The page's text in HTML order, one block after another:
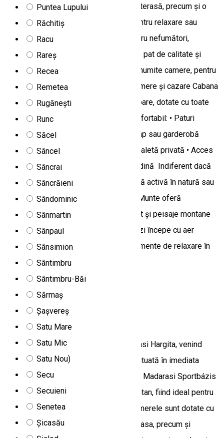
Puntea Lupului
Răchitiș
Racu
Rareș
Recea
Remetea
Rugănești
Runc
Săcel
Sâncel
Sâncrai
Sâncrăieni
Sândominic
Sânmartin
Sânpaul
Sânsimion
Sântimbru
Sântimbru-Băi
Sărmaș
Șașvereș
Satu Mare
Satu Mic
Satu Nou)
Secu
Secuieni
Senetea
Șicasău
meselor preferate. • Zonă de lounge și terasă, precum și o
grădină frumos amenajată, perfecte pentru relaxare sau
momente de socializare. • Camere pentru nefumători,
echipate cu TV cu ecran plat, lenjerie de pat de calitate și
mobilier confortabil. • Balcon privat în anumite camere, pentru
a savura priveliștea asupra munților. Camere și cazare Cabana
oferă 5 dormitoare luminoase și primitoare, dotate cu toate
facilitățile necesare pentru un sejur confortabil: • Paturi
confortabile și lenjerie de calitate • Dulap sau garderobă
pentru depozitarea bagajelor • Duș și toaletă privată • Acces
la terasă sau balcon cu mobilier de grădină Indiferent dacă
planifici o vacanță relaxantă, o escapadă activă în natură sau
o reuniune cu prietenii, Cabana Dor De Munte oferă
combinația perfectă între liniște, confort și peisaje montane
impresionante. Este locul unde fiecare zi începe cu aer
proaspăt de munte și se încheie cu momente de relaxare în
mijlocul naturii.
775A, Fundoaia 537260, Romania
Camere de închiriat
Madarasi Sportbázis se află pe Madarasi Hargita, venind
dinspre Izvoare, fiind prima clădire și situată în imediata
vecinătate a cabanei Harghita Mădăraș. Madarasi Sportbázis
oferă cazare într-un cadru pitoresc montan, fiind ideal pentru
familii, cupluri și grupuri de prieteni. Camerele sunt dotate cu
baie proprie, zonă de living și de luat masa, precum și